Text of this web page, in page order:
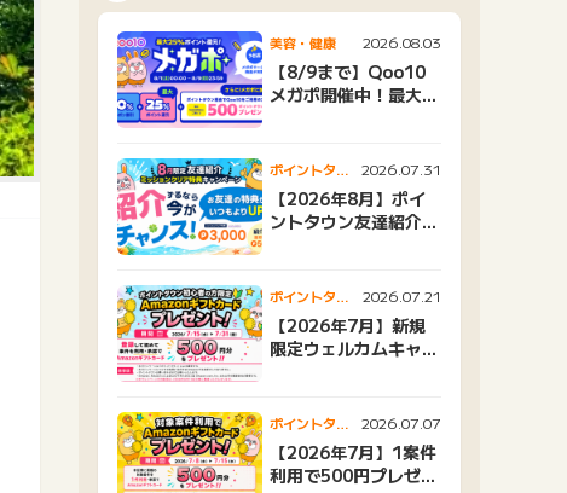
美容・健康 2026.08.03
【8/9まで】Qoo10
メガポ開催中！最大
ポイントタウ
ンニュース
2026.07.31
【2026年8月】ポイ
ントタウン友達紹介キ
ポイントタウ
ンニュース
2026.07.21
【2026年7月】新規
限定ウェルカムキャン
ポイントタウ
ンニュース
2026.07.07
【2026年7月】1案件
利用で500円プレゼン